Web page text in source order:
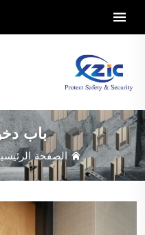
باب
الصفحة